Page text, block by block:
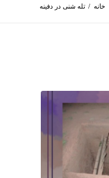
خانه / تله شنی در دفینه